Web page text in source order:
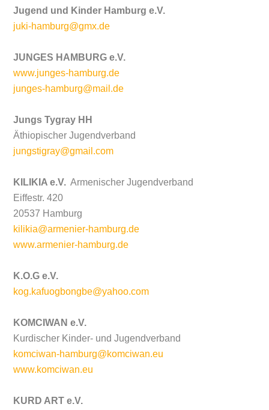
Jugend und Kinder Hamburg e.V.
juki-hamburg@gmx.de
JUNGES HAMBURG e.V.
www.junges-hamburg.de
junges-hamburg@mail.de
Jungs Tygray HH
Äthiopischer Jugendverband
jungstigray@gmail.com
KILIKIA e.V. Armenischer Jugendverband
Eiffestr. 420
20537 Hamburg
kilikia@armenier-hamburg.de
www.armenier-hamburg.de
K.O.G e.V.
kog.kafuogbongbe@yahoo.com
KOMCIWAN e.V.
Kurdischer Kinder- und Jugendverband
komciwan-hamburg@komciwan.eu
www.komciwan.eu
KURD ART e.V.